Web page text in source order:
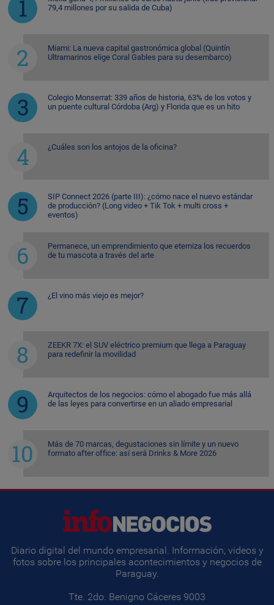
79,4 millones por su salida de Cuba)
Miami: La nueva capital gastronómica global (Quintín
Ultramarinos elige Coral Gables para su desembarco)
Colegio Monserrat: 339 años de historia, 63% de los votos y
un puente cultural Córdoba (Arg) y Florida que es un hito
¿Cuáles son los antojos de la oficina?
SIP Connect 2026 (parte III): ¿cómo nace el nuevo estándar
de producción? (Long video + Tik Tok + multi cross +
eventos)
Permanece, un emprendimiento que eterniza los recuerdos
de tu mascota a través del arte
¿El vino más viejo es mejor?
ZEEKR 7X: el SUV eléctrico premium que llega a Paraguay
para redefinir la movilidad
Arquitectos de los negocios: cómo el abogado fue más allá
de las leyes para convertirse en un aliado empresarial
Más de 70 marcas, degustaciones sin límite y un nuevo
formato after office: así será Drinks & More 2026
Diario digital del mundo empresarial. Información, videos y
fotos sobre los principales acontecimientos y negocios de
Paraguay.
Tte. 2do. Benigno Cáceres 9003